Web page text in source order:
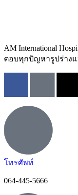
AM International
ตอบทุกปัญหารูปร่าง
โทรศัพท์
064-445-5666